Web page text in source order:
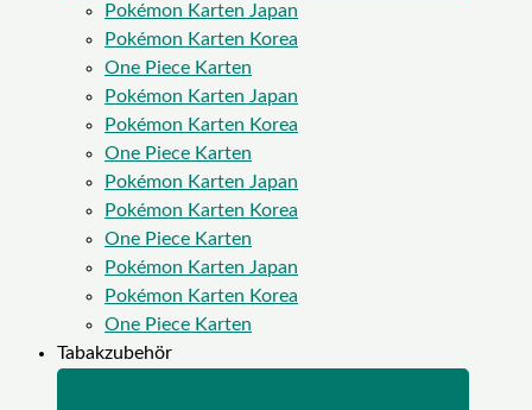
Pokémon Karten Japan
Pokémon Karten Korea
One Piece Karten
Pokémon Karten Japan
Pokémon Karten Korea
One Piece Karten
Pokémon Karten Japan
Pokémon Karten Korea
One Piece Karten
Pokémon Karten Japan
Pokémon Karten Korea
One Piece Karten
Tabakzubehör